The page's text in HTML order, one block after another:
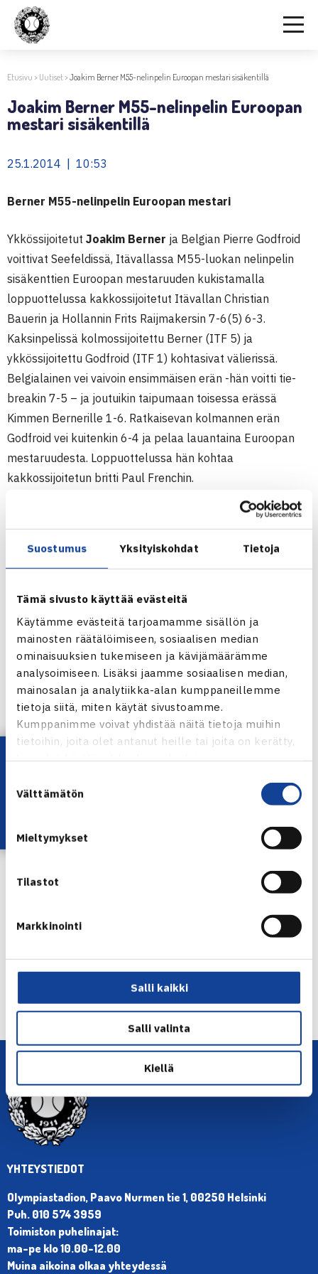
Suostumus Yksityiskohdat Tietoja
Tämä sivusto käyttää evästeitä
Käytämme evästeitä tarjoamamme sisällön ja
mainosten räätälöimiseen, sosiaalisen median
ominaisuuksien tukemiseen ja kävijämäärämme
analysoimiseen. Lisäksi jaamme sosiaalisen median,
mainosalan ja analytiikka-alan kumppaneillemme
tietoja siitä, miten käytät sivustoamme.
Kumppanimme voivat yhdistää näitä tietoja muihin
tietoihin, joita olet antanut heille tai joita on kerätty,
kun olet käyttänyt heidän palvelujaan.
valinta
Välttämätön
Mieltymykset
Tilastot
Markkinointi
Salli kaikki
Salli valinta
Kiellä
Etusivu > Uutiset>Joakim Berner M55-nelinpelin Euroopan mestari sisäkentillä
Joakim Berner M55-nelinpelin Euroopan
mestari sisäkentillä
25.1.2014 | 10:53
Berner M55-nelinpelin Euroopan mestari
Ykkössijoitetut Joakim Berner ja Belgian Pierre Godfroid
voittivat Seefeldissä, Itävallassa M55-luokan nelinpelin
sisäkenttien Euroopan mestaruuden kukistamalla
loppuottelussa kakkossijoitetut Itävallan Christian
Bauerin ja Hollannin Frits Raijmakersin 7-6(5) 6-3.
Kaksinpelissä kolmossijoitettu Berner (ITF 5) ja
ykkössijoitettu Godfroid (ITF 1) kohtasivat välierissä.
Belgialainen vei vaivoin ensimmäisen erän -hän voitti tie-
breakin 7-5 – ja joutuikin taipumaan toisessa erässä
Kimmen Bernerille 1-6. Ratkaisevan kolmannen erän
Godfroid vei kuitenkin 6-4 ja pelaa lauantaina Euroopan
mestaruudesta. Loppuottelussa hän kohtaa
kakkossijoitetun britti Paul Frenchin.
Berner ja Godfroid kohtasivat nyt seitsemännen kerran.
Seniorien 38. EM-kisat sisäkentillä
Kaksinpeli
Välieriä: Pierre Godfroid Belgia (1.) – Joakim Berner (3.)
76(5) 16 64
Nelinpeli
Loppuottelu: Joakim Berner/Pierre Godfroid Belgia (1.) –
Christian Bauer Itävalta/Frits Raijmakers Hollanti 76(5) 63
Seuraava uutinen: Henri Kontinen nelinpelin… →
Lataa OmaTennis!
YHTEYSTIEDOT
Olympiastadion, Paavo Nurmen tie 1, 00250 Helsinki
Puh. 010 574 3959
Toimiston puhelinajat:
ma-pe klo 10.00-12.00
Muina aikoina olkaa yhteydessä